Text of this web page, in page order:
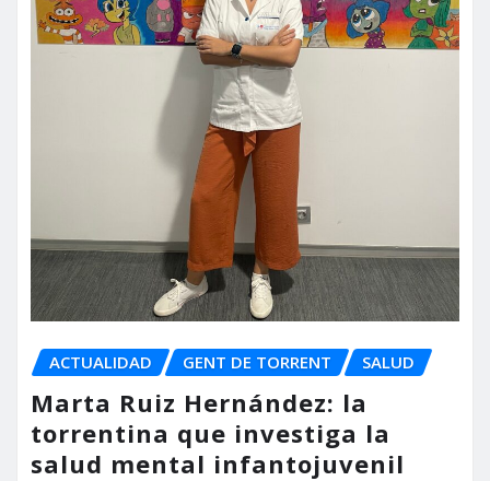
ACTUALIDAD GENT DE TORRENT SALUD
Marta Ruiz Hernández: la
torrentina que investiga la
salud mental infantojuvenil